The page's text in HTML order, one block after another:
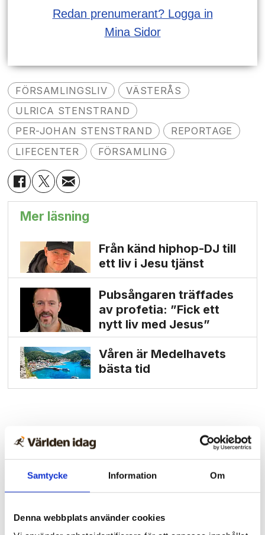
Samtycke Information Om
Denna webbplats använder cookies
Redan prenumerant? Logga in
Mina Sidor
FÖRSAMLINGSLIV
VÄSTERÅS
ULRICA STENSTRAND
PER-JOHAN STENSTRAND
REPORTAGE
LIFECENTER
FÖRSAMLING
Mer läsning
Från känd hiphop-DJ till
ett liv i Jesu tjänst
Pubsångaren träffades
av profetia: ”Fick ett
nytt liv med Jesus”
Våren är Medelhavets
bästa tid